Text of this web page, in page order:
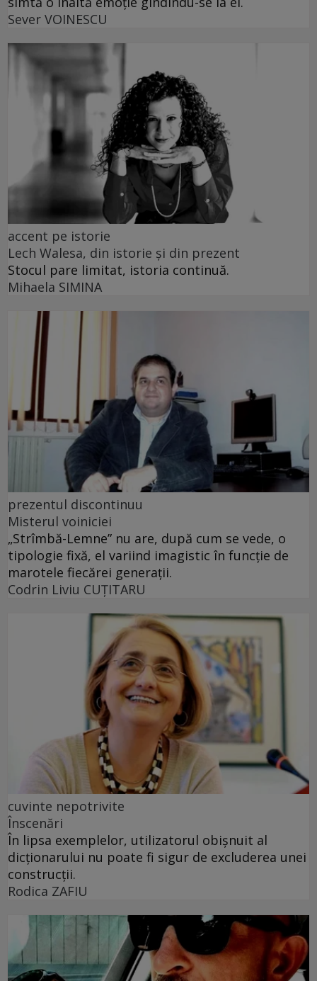
Sever VOINESCU
accent pe istorie
Lech Walesa, din istorie și din prezent
Stocul pare limitat, istoria continuă.
Mihaela SIMINA
prezentul discontinuu
Misterul voiniciei
„Strîmbă-Lemne” nu are, după cum se vede, o
tipologie fixă, el variind imagistic în funcţie de
marotele fiecărei generaţii.
Codrin Liviu CUŢITARU
cuvinte nepotrivite
Înscenări
În lipsa exemplelor, utilizatorul obișnuit al
dicționarului nu poate fi sigur de excluderea unei
construcții.
Rodica ZAFIU